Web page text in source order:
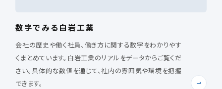
数字でみる白岩工業
会社の歴史や働く社員、働き方に関する数字をわかりやす
くまとめています。白岩工業のリアルをデータからご覧くだ
さい。具体的な数値を通じて、社内の雰囲気や環境を把握
できます。